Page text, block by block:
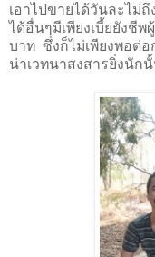
เอาไปขายได้วันละไม่
ได้อื่นๆมีเพียงเบี้ยยังชีพ
บาท ซึ่งก็ไม่เพียงพอต่
น่าเวทนาสงสารยิ่งนัก